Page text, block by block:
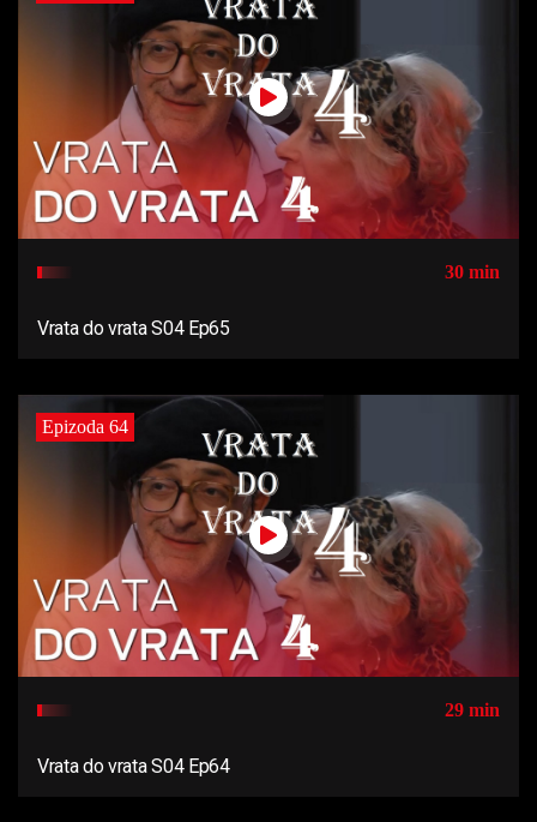
30 min
Vrata do vrata S04 Ep65
Epizoda 64
29 min
Vrata do vrata S04 Ep64